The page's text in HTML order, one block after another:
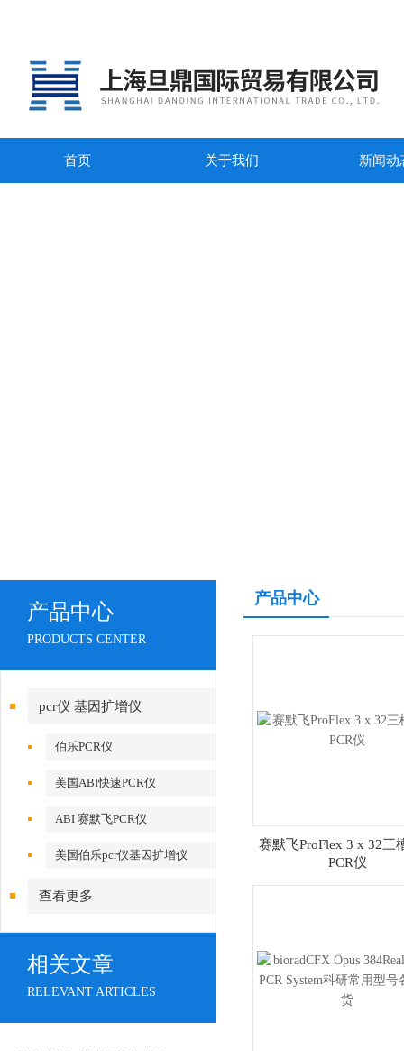
首页 关于我们 新闻动
产品中心
PRODUCTS CENTER
pcr仪 基因扩增仪
伯乐PCR仪
美国ABI快速PCR仪
ABI 赛默飞PCR仪
美国伯乐pcr仪基因扩增仪
查看更多
相关文章
RELEVANT ARTICLES
产品中心
赛默飞ProFlex 3 x 32三
PCR仪